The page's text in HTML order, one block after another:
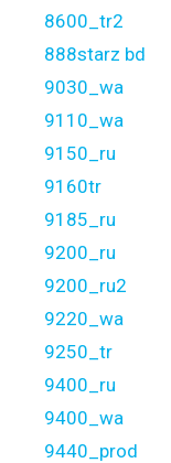
8600_tr2
888starz bd
9030_wa
9110_wa
9150_ru
9160tr
9185_ru
9200_ru
9200_ru2
9220_wa
9250_tr
9400_ru
9400_wa
9440_prod